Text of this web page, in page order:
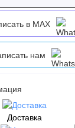
в MAX
нам
Доставка